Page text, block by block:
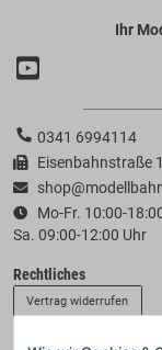
Ihr
0341 6994114
Eisenbahnstraße
Mo-Fr. 10:00-
Sa. 09:00-12:00 Uhr
Rechtliches
Vertrag widerrufen